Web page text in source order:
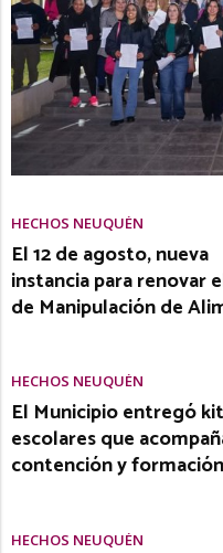
HECHOS NEUQUÉN
El 12 de agosto, nueva
instancia para renovar
de Manipulación de
HECHOS NEUQUÉN
El Municipio entregó
escolares que
contención y formación
HECHOS NEUQUÉN